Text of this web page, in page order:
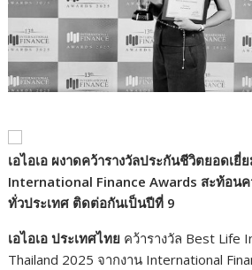
เอไอเอ ผงาดคว้ารางวัลประกันชีวิตยอดเยี่
International Finance Awards สะท้อน
ทั่วประเทศ ติดต่อกันเป็นปีที่ 9
เอไอเอ ประเทศไทย คว้ารางวัล Best Life
Thailand 2025 จากงาน International